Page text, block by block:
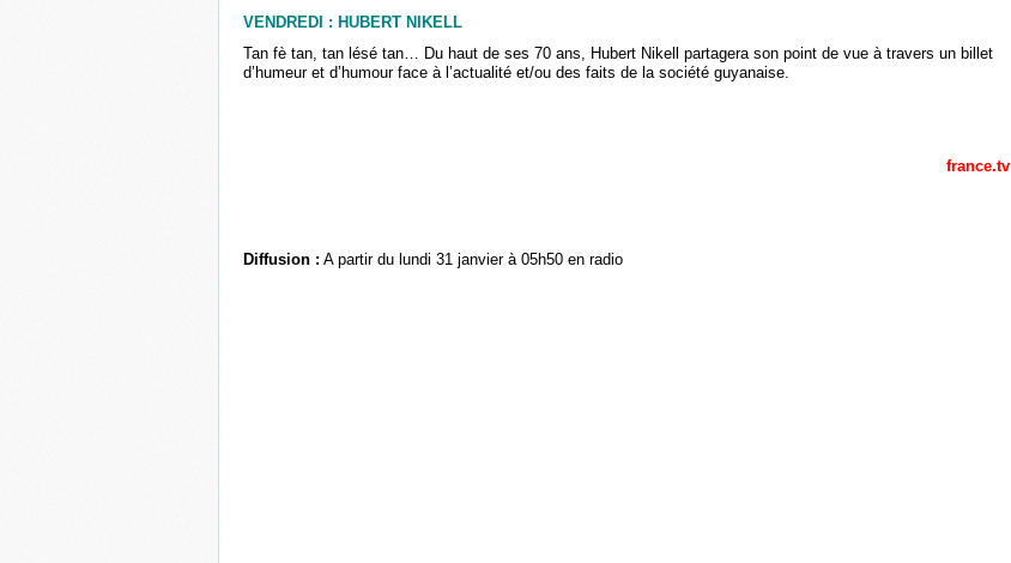
VENDREDI : HUBERT NIKELL
Tan fè tan, tan lésé tan… Du haut de ses 70 ans, Hubert Nikell partagera son point de vue à travers un billet
d’humeur et d’humour face à l’actualité et/ou des faits de la société guyanaise.
france.tv
Diffusion : A partir du lundi 31 janvier à 05h50 en radio